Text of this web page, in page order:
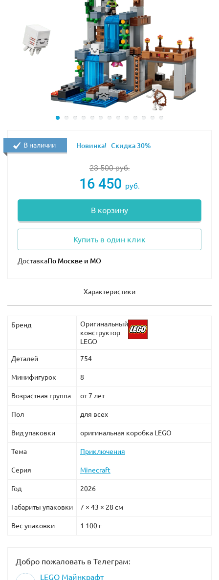
Стильный декор: Собранные ботанические
композиции в эстетичных горшочках станут
прекрасным тематическим украшением
интерьера, добавляя уют и магическую
атмосферу на ваш рабочий стол, полку или
Отличный подарок для юных волшебников и
любителей необычного домашнего декора.
Заказывайте эту зеленую новинку в LEKUB и
развивайте свои таланты в травологии в формате
23 500руб.
16 450 руб.
В корзину
Купить в один клик
Доставка
В наличии Новинка! Скидка 30%
Характеристики
Бренд
Оригинальный
конструктор
LEGO
Деталей 754
Минифигурок 8
Возрастная группа от 7 лет
Пол для всех
Вид упаковки оригинальная коробка LEGO
Тема Приключения
Серия Minecraft
Год 2026
Габариты упаковки 7 × 43 × 28 см
Вес упаковки 1 100 г
Добро пожаловать в Телеграм:
LEGO Майнкрафт